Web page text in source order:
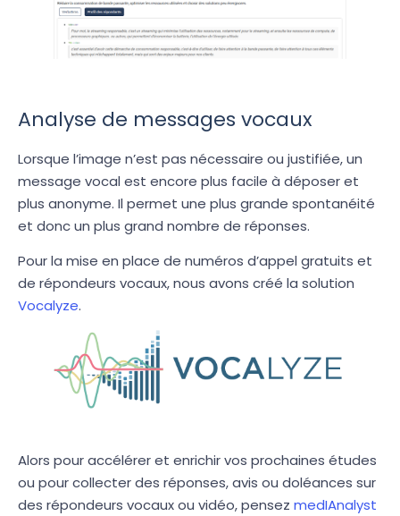
Analyse de messages vocaux
Lorsque l’image n’est pas nécessaire ou justifiée, un
message vocal est encore plus facile à déposer et
plus anonyme. Il permet une plus grande spontanéité
et donc un plus grand nombre de réponses.
Pour la mise en place de numéros d’appel gratuits et
de répondeurs vocaux, nous avons créé la solution
Vocalyze.
Alors pour accélérer et enrichir vos prochaines études
ou pour collecter des réponses, avis ou doléances sur
des répondeurs vocaux ou vidéo, pensez medIAnalyst